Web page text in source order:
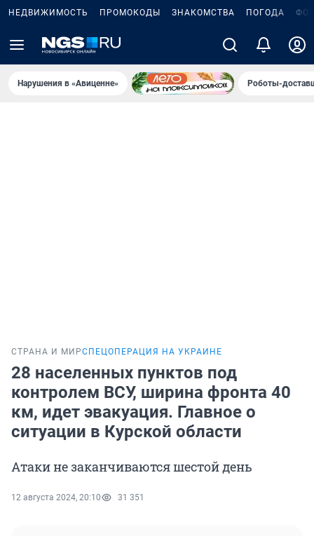
НЕДВИЖИМОСТЬ ПРОМОКОДЫ ЗНАКОМСТВА ПОГОДА
Нарушения в «Авиценне» Роботы-
СТРАНА И МИРСПЕЦОПЕРАЦИЯ НА УКРАИНЕ
28 населенных пунктов под
контролем ВСУ, ширина фронта 40
км, идет эвакуация. Главное о
ситуации в Курской области
Атаки не заканчиваются шестой день
12 августа 2024, 20:10 31 351